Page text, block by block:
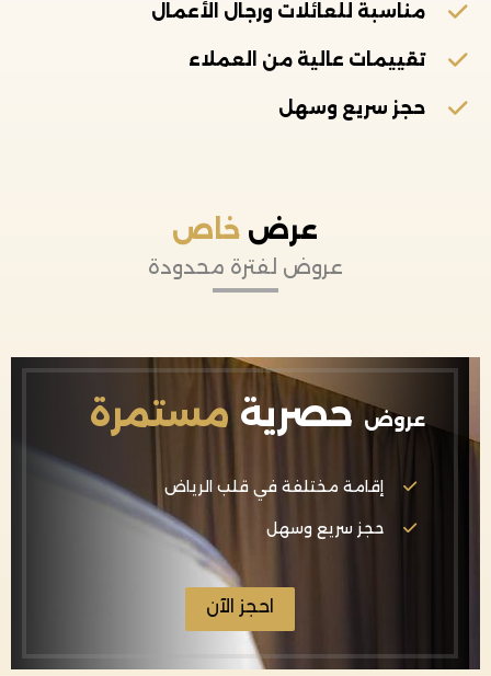
مناسبة للعائلات ورجال الأعمال
تقييمات عالية من العملاء
حجز سريع وسهل
عرض خاص
عروض لفترة محدودة
عروض حصرية مستمرة
إقامة مختلفة في قلب الرياض
حجز سريع وسهل
احجز الآن